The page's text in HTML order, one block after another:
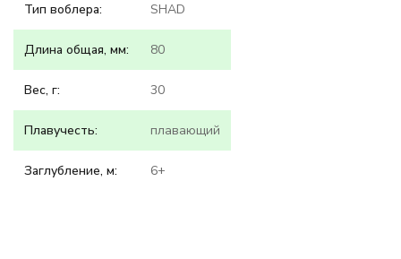
Тип воблера: SHAD
Длина общая, мм: 80
Вес, г: 30
Плавучесть: плавающий
Заглубление, м: 6+